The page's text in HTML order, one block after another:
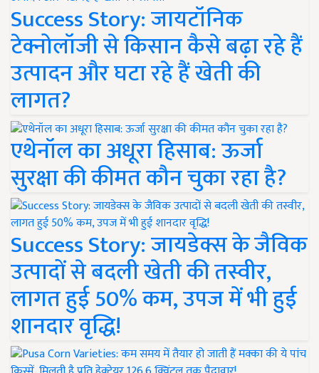
Success Story: जायटॉनिक
टेक्नोलॉजी से किसान कैसे बढ़ा रहे हैं
उत्पादन और घटा रहे हैं खेती की
लागत?
एथेनॉल का अधूरा हिसाब: ऊर्जा
सुरक्षा की कीमत कौन चुका रहा है?
Success Story: जायडेक्स के जैविक
उत्पादों से बदली खेती की तस्वीर,
लागत हुई 50% कम, उपज में भी हुई
शानदार वृद्धि!